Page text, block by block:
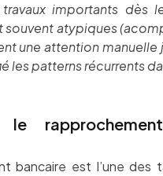
importants dès
atypiques
une attention manuelle
les patterns récurrents
le
bancaire est l’une des